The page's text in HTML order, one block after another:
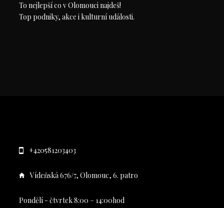
To nejlepší co v Olomouci najdeš!
Top podniky, akce i kulturní události.
+420581203403
Vídeňská 676/7, Olomouc, 6. patro
Pondělí - čtvrtek 8:00 – 14:00hod